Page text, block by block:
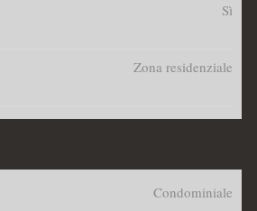
Sì
Zona residenziale
Condominiale